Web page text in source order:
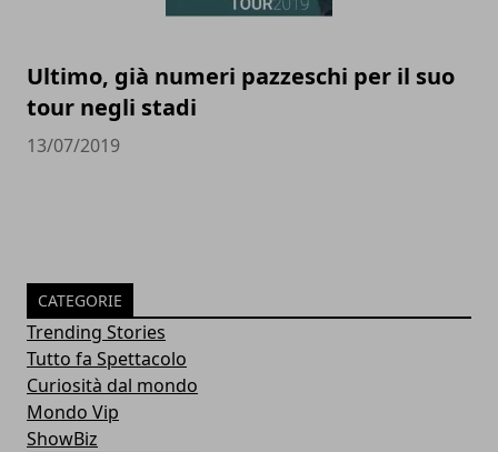
Ultimo, già numeri pazzeschi per il suo
tour negli stadi
13/07/2019
CATEGORIE
Trending Stories
Tutto fa Spettacolo
Curiosità dal mondo
Mondo Vip
ShowBiz